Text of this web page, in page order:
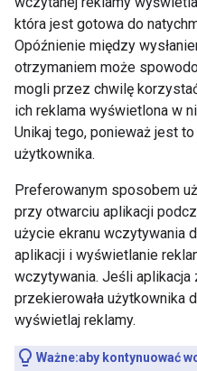
która jest gotowa do
Opóźnienie między
otrzymaniem może
mogli przez chwilę
ich reklama wyświetlona w
Unikaj tego, ponieważ jest
użytkownika.
Preferowanym sposobem
przy otwarciu aplikacji
użycie ekranu wczytywania
aplikacji i wyświetlanie
wczytywania. Jeśli aplikacja
przekierowała użytkownika
wyświetlaj reklamy.
Ważne:aby kontynuować